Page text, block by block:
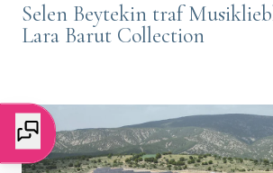
Selen Beytekin traf
Lara Barut Collection